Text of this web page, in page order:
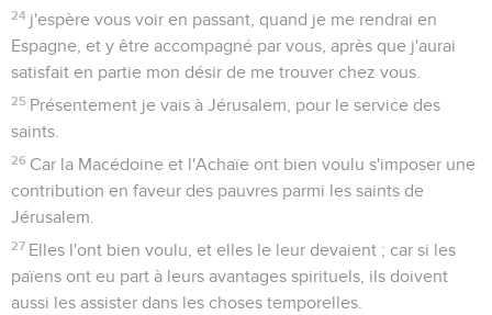
24 j'espère vous voir en passant, quand je me rendrai en
Espagne, et y être accompagné par vous, après que j'aurai
satisfait en partie mon désir de me trouver chez vous.
25 Présentement je vais à Jérusalem, pour le service des
saints.
26 Car la Macédoine et l'Achaïe ont bien voulu s'imposer une
contribution en faveur des pauvres parmi les saints de
Jérusalem.
27 Elles l'ont bien voulu, et elles le leur devaient ; car si les
païens ont eu part à leurs avantages spirituels, ils doivent
aussi les assister dans les choses temporelles.